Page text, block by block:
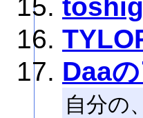
Daa
自分の